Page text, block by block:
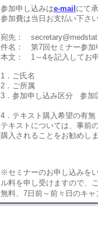
参加申し込みはe-mail にて
参加費は当日お支払い下さ
宛先：
件名： 第7回セミナー参加
本文： 1～4を記入してお
1．ご氏名
2．ご所属
3．参加申し込み区分 参
4．テキスト購入希望の有無
テキストについては、事前
購入されることをお勧めし
※セミナーのお申し込みを
ル料を申し受けますので、
無料、7日前～前々日のキ